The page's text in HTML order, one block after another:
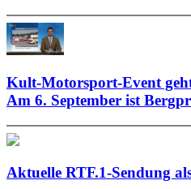
Kult-Motorsport-Event
Am 6. September ist
Aktuelle RTF.1-Sendung